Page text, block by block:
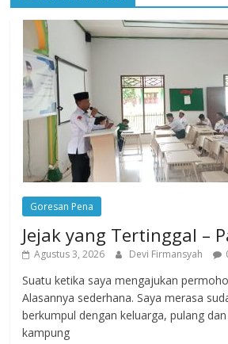
Goresan Pena
Jejak yang Tertinggal –
Agustus 3, 2026 Devi Firmansyah
Suatu ketika saya mengajukan
Alasannya sederhana. Saya merasa
berkumpul dengan keluarga, pulang
kampung